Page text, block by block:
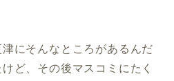
にそんなところがあるんだ
ど、その後マスコミにたく